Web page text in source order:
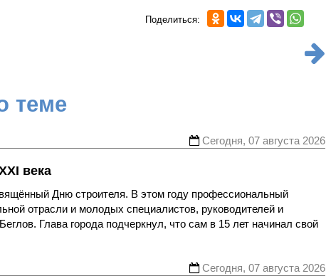
Поделиться:
теме
Сегодня, 07 августа 2026
века
Дню строителя. В этом году профессиональный
отрасли и молодых специалистов, руководителей и
Глава города подчеркнул, что сам в 15 лет начинал свой
Сегодня, 07 августа 2026